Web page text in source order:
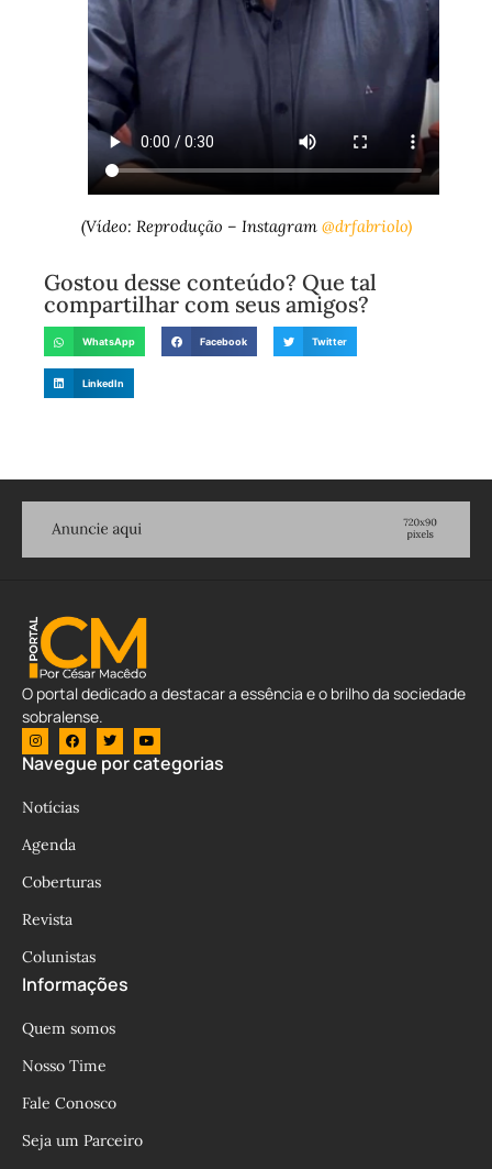
(Vídeo: Reprodução – Instagram @drfabriolo)
Gostou desse conteúdo? Que tal
compartilhar com seus amigos?
WhatsApp Facebook Twitter
LinkedIn
O portal dedicado a destacar a essência e o brilho da sociedade
sobralense.
Navegue por categorias
Notícias
Agenda
Coberturas
Revista
Colunistas
Informações
Quem somos
Nosso Time
Fale Conosco
Seja um Parceiro